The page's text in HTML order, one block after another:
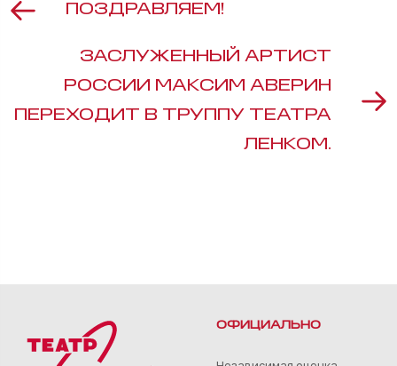
ПОЗДРАВЛЯЕМ!
ЗАСЛУЖЕННЫЙ АРТИСТ
РОССИИ МАКСИМ АВЕРИН
ПЕРЕХОДИТ В ТРУППУ ТЕАТРА
ЛЕНКОМ.
ОФИЦИАЛЬНО